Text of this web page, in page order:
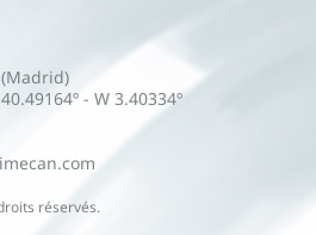
- W 3.40334º
réservés.